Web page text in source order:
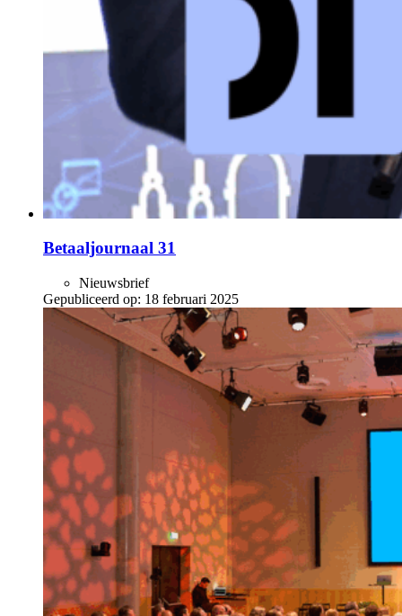
Betaaljournaal 31
Nieuwsbrief
Gepubliceerd op: 18 februari 2025